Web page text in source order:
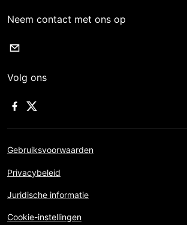
Neem contact met ons op
Volg ons
Gebruiksvoorwaarden
Privacybeleid
Juridische informatie
Cookie-instellingen